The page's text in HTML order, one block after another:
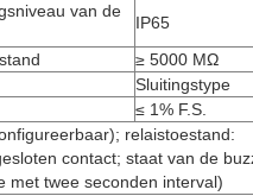
van de
IP65
≥ 5000 MΩ
Sluitingstype
≤ 1% F.S.
relaistoestand:
contact; staat van de
met twee seconden interval)